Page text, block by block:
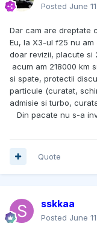
Posted June 11
Dar cam are dreptate
Eu, la X3-ul f25 nu
doar revizii, placute si
acum am 218000 km
si spate, protectii
particule (curatat,
admisie si turbo,
Din pacate nu s-a
Quote
sskkaa
Posted June 11